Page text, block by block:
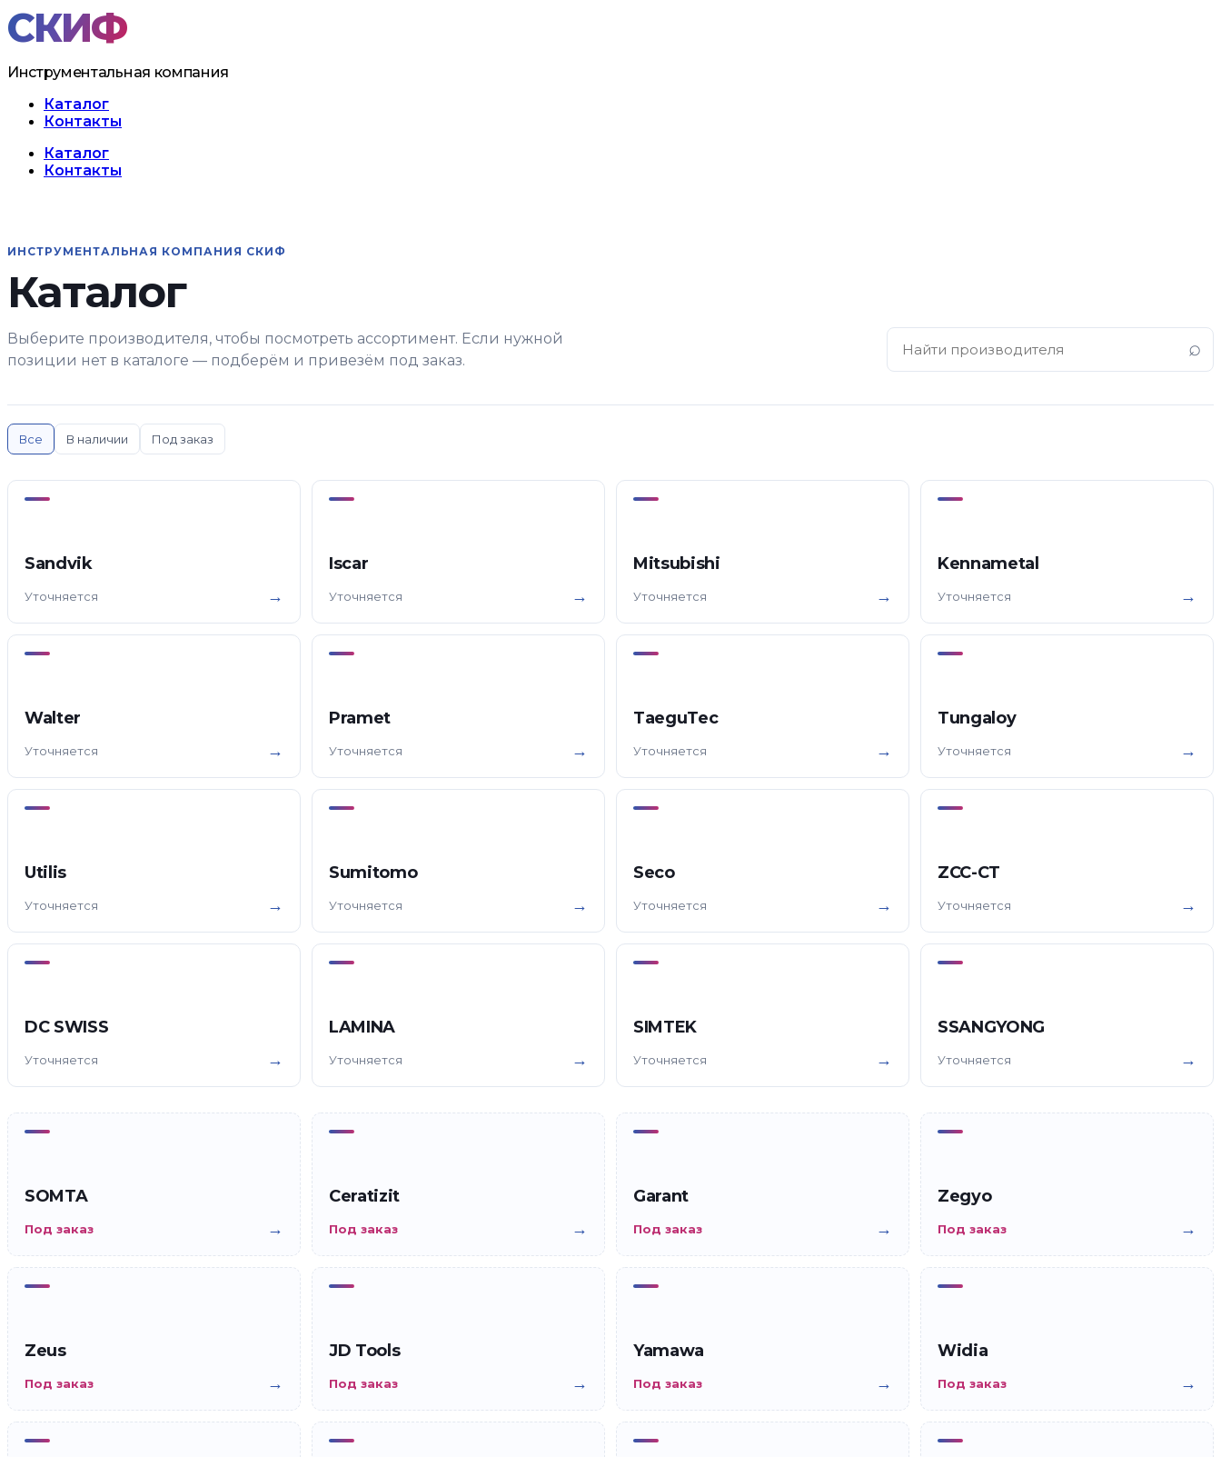
Перейти
к
содержимому
Инструментальная компания
Каталог
Контакты
МенюКаталог
Контакты
ИНСТРУМЕНТАЛЬНАЯ КОМПАНИЯ СКИФ
Каталог
Выберите производителя, чтобы посмотреть ассортимент. Если нужной
позиции нет в каталоге — подберём и привезём под заказ.
Все В наличии Под заказ
Sandvik
Уточняется →
Iscar
Уточняется →
Mitsubishi
Уточняется →
Kennametal
Уточняется →
Walter
Уточняется →
Pramet
Уточняется →
TaeguTec
Уточняется →
Tungaloy
Уточняется →
Utilis
Уточняется →
Sumitomo
Уточняется →
Seco
Уточняется →
ZCC-CT
Уточняется →
DC SWISS
Уточняется →
LAMINA
Уточняется →
SIMTEK
Уточняется →
SSANGYONG
Уточняется →
SOMTA
Под заказ →
Ceratizit
Под заказ →
Garant
Под заказ →
Zegyo
Под заказ →
Zeus
Под заказ →
JD Tools
Под заказ →
Yamawa
Под заказ →
Widia
Под заказ →